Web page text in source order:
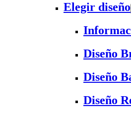
Elegir diseño
Diseño
Diseño
Diseño